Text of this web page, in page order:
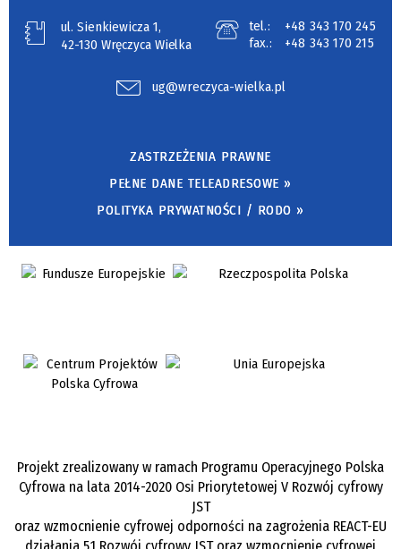
ul. Sienkiewicza 1,
42-130 Wręczyca Wielka
tel.:
+48 343 170 245
fax.:
+48 343 170 215
ug@wreczyca-wielka.pl
ZASTRZEŻENIA PRAWNE
PEŁNE DANE TELEADRESOWE »
POLITYKA PRYWATNOŚCI / RODO »
Projekt zrealizowany w ramach Programu Operacyjnego Polska
Cyfrowa na lata 2014-2020 Osi Priorytetowej V Rozwój cyfrowy
JST
oraz wzmocnienie cyfrowej odporności na zagrożenia REACT-EU